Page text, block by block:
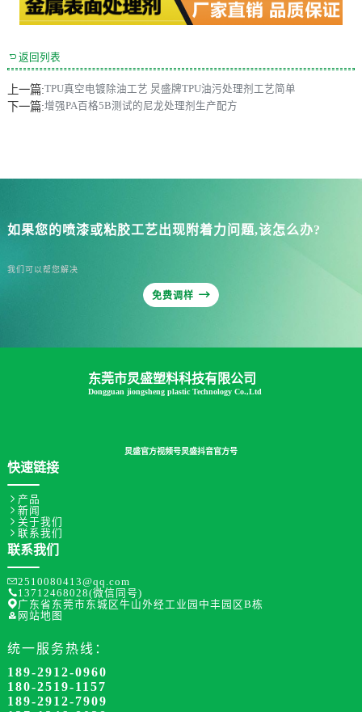
 返回列表
上一篇:TPU真空电镀除油工艺 炅盛牌TPU油污处理剂工艺简单
下一篇:增强PA百格5B测试的尼龙处理剂生产配方
如果您的喷漆或粘胶工艺出现附着力问题,该怎么办?
我们可以帮您解决
免费调样 
东莞市炅盛塑料科技有限公司
Dongguan jiongsheng plastic Technology Co.,Ltd
炅盛官方视频号炅盛抖音官方号
快速链接
 产品
 新闻
 关于我们
 联系我们
联系我们
2510080413@qq.com
13712468028(微信同号)
广东省东莞市东城区牛山外经工业园中丰园区B栋
 网站地图
统一服务热线：
189-2912-0960
180-2519-1157
189-2912-7909